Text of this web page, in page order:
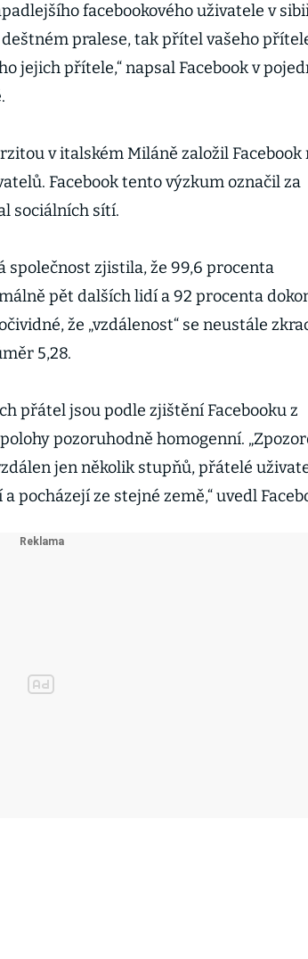
facebookového uživatele v
pralese, tak přítel vašeho
jejich přítele,“ napsal Facebook v
v italském Miláně založil Facebook
Facebook tento výzkum označil za
sociálních sítí.
společnost zjistila, že 99,6 procenta
pět dalších lidí a 92 procenta
že „vzdálenost“ se neustále
5,28.
přátel jsou podle zjištění Facebooku z
pozoruhodně homogenní.
jen několik stupňů, přátelé
pocházejí ze stejné země,“ uvedl